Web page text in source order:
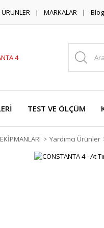
MARKALAR Blog
TEST VE ÖLÇÜM
Yardımcı Ürünler